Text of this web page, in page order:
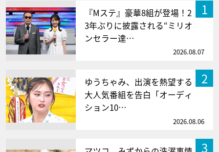
1
『Mステ』豪華8組が登場！2
3年ぶりに披露される“ミリオ
ンセラー達…
2026.08.07
2
ゆうちゃみ、出演を熱望する
大人気番組を告白「オーディ
ション10…
2026.08.06
3